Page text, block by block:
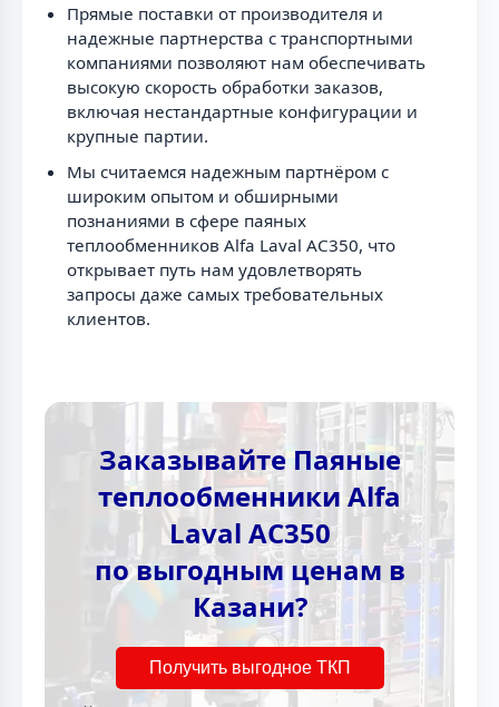
Прямые поставки от производителя и
надежные партнерства с транспортными
компаниями позволяют нам обеспечивать
высокую скорость обработки заказов,
включая нестандартные конфигурации и
крупные партии.
Мы считаемся надежным партнёром с
широким опытом и обширными
познаниями в сфере паяных
теплообменников Alfa Laval AC350, что
открывает путь нам удовлетворять
запросы даже самых требовательных
клиентов.
Заказывайте Паяные
теплообменники Alfa
Laval AC350
по выгодным ценам в
Казани?
Получить выгодное ТКП